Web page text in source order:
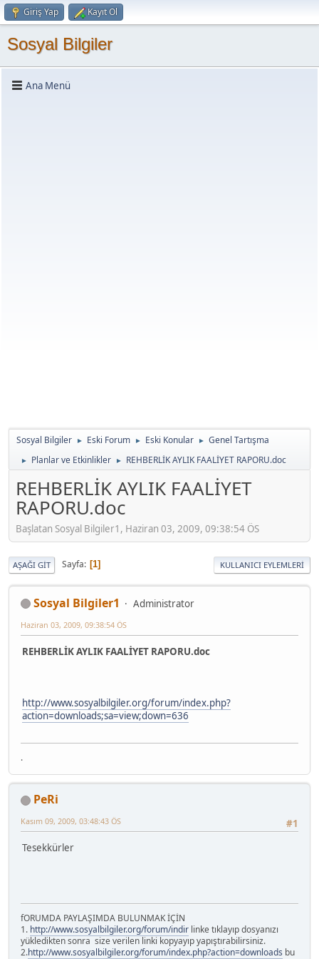
Giriş Yap Kayıt Ol
Sosyal Bilgiler
Ana Menü
Sosyal Bilgiler ► Eski Forum ► Eski Konular ► Genel Tartışma
► Planlar ve Etkinlikler ► REHBERLİK AYLIK FAALİYET RAPORU.doc
REHBERLİK AYLIK FAALİYET
RAPORU.doc
Başlatan Sosyal Bilgiler1, Haziran 03, 2009, 09:38:54 ÖS
AŞAĞI GIT Sayfa 1 KULLANICI EYLEMLERI
Sosyal Bilgiler1 Administrator
Haziran 03, 2009, 09:38:54 ÖS
REHBERLİK AYLIK FAALİYET RAPORU.doc
http://www.sosyalbilgiler.org/forum/index.php?
action=downloads;sa=view;down=636
.
PeRi
#1
Kasım 09, 2009, 03:48:43 ÖS
Tesekkürler
fORUMDA PAYLAŞIMDA BULUNMAK İÇİN
1. http://www.sosyalbilgiler.org/forum/indir linke tıklayıp dosyanızı
yükledikten sonra size verilen linki kopyayıp yapıştırabilirsiniz.
2.http://www.sosyalbilgiler.org/forum/index.php?action=downloads bu